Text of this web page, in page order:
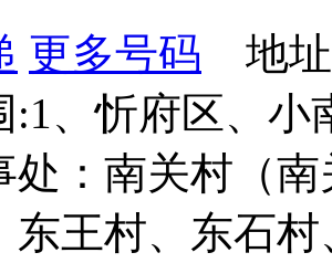
更多号码 地址
:1、忻府区、小
处：南关村（
东王村、东石